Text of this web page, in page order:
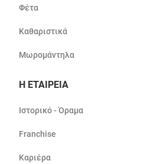
Φέτα
Καθαριστικά
Μωρομάντηλα
Η ΕΤΑΙΡΕΙΑ
Ιστορικό - Όραμα
Franchise
Καριέρα